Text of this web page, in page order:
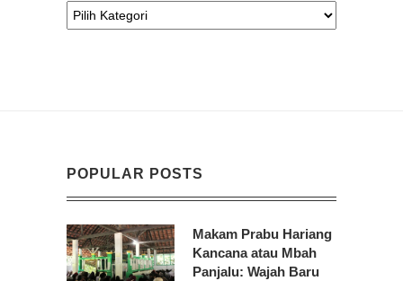
POPULAR POSTS
Makam Prabu Hariang
Kancana atau Mbah
Panjalu: Wajah Baru